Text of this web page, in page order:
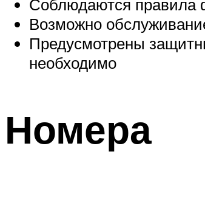
Соблюдаются правила
Возможно
Предусмотрены
необходимо
Номера